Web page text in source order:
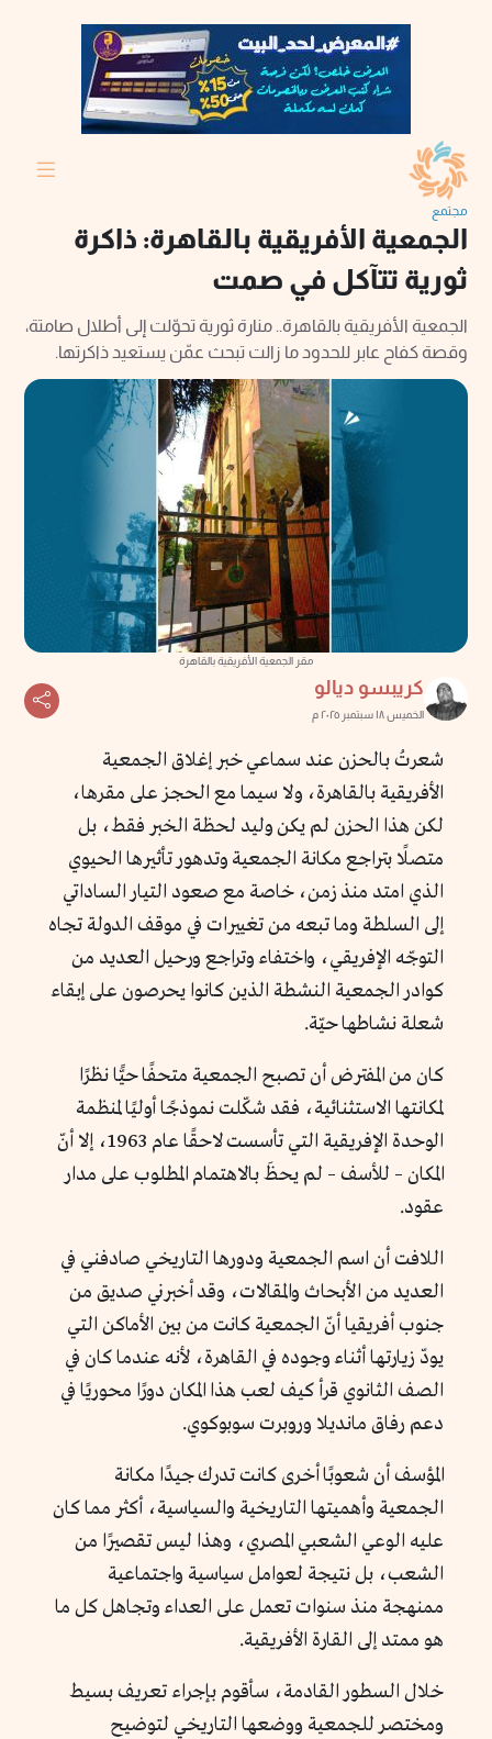
مجتمع
الجمعية الأفريقية بالقاهرة: ذاكرة
ثورية تتآكل في صمت
الجمعية الأفريقية بالقاهرة.. منارة ثورية تحوّلت إلى أطلال صامتة،
وقصة كفاح عابر للحدود ما زالت تبحث عمّن يستعيد ذاكرتها.
مقر الجمعية الأفريقية بالقاهرة
كريبسو ديالو
الخميس ١٨ سبتمبر ٢٠٢٥ م
شعرتُ بالحزن عند سماعي خبر إغلاق الجمعية
الأفريقية بالقاهرة، ولا سيما مع الحجز على مقرها،
لكن هذا الحزن لم يكن وليد لحظة الخبر فقط، بل
متصلًا بتراجع مكانة الجمعية وتدهور تأثيرها الحيوي
الذي امتد منذ زمن، خاصة مع صعود التيار الساداتي
إلى السلطة وما تبعه من تغييرات في موقف الدولة تجاه
التوجّه الإفريقي، واختفاء وتراجع ورحيل العديد من
كوادر الجمعية النشطة الذين كانوا يحرصون على إبقاء
شعلة نشاطها حيّة.
كان من المفترض أن تصبح الجمعية متحفًا حيًّا نظرًا
لمكانتها الاستثنائية، فقد شكّلت نموذجًا أوليًا لمنظمة
الوحدة الإفريقية التي تأسست لاحقًا عام 1963، إلا أنّ
المكان – للأسف – لم يحظَ بالاهتمام المطلوب على مدار
عقود.
اللافت أن اسم الجمعية ودورها التاريخي صادفني في
العديد من الأبحاث والمقالات، وقد أخبرني صديق من
جنوب أفريقيا أنّ الجمعية كانت من بين الأماكن التي
يودّ زيارتها أثناء وجوده في القاهرة، لأنه عندما كان في
الصف الثانوي قرأ كيف لعب هذا المكان دورًا محوريًا في
دعم رفاق مانديلا وروبرت سوبوكوي.
المؤسف أن شعوبًا أخرى كانت تدرك جيدًا مكانة
الجمعية وأهميتها التاريخية والسياسية، أكثر مما كان
عليه الوعي الشعبي المصري، وهذا ليس تقصيرًا من
الشعب، بل نتيجة لعوامل سياسية واجتماعية
ممنهجة منذ سنوات تعمل على العداء وتجاهل كل ما
هو ممتد إلى القارة الأفريقية.
خلال السطور القادمة، سأقوم بإجراء تعريف بسيط
ومختصر للجمعية ووضعها التاريخي لتوضيح